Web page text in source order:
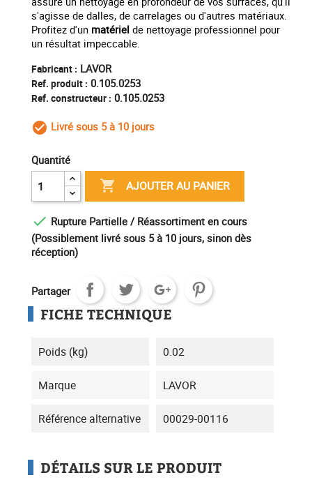
s'agisse de dalles, de carrelages ou d'autres matériaux.
Profitez d'un matériel de nettoyage professionnel pour
un résultat impeccable.
Fabricant : LAVOR
Ref. produit : 0.105.0253
Ref. constructeur : 0.105.0253
check_circle_outline
Livré sous 5 à 10 jours
Quantité
 AJOUTER AU PANIER
 Rupture Partielle / Réassortiment en cours
(Possiblement livré sous 5 à 10 jours, sinon dès
réception)
Partager
FICHE TECHNIQUE
Poids (kg) 0.02
Marque LAVOR
Référence alternative 00029-00116
DÉTAILS SUR LE PRODUIT